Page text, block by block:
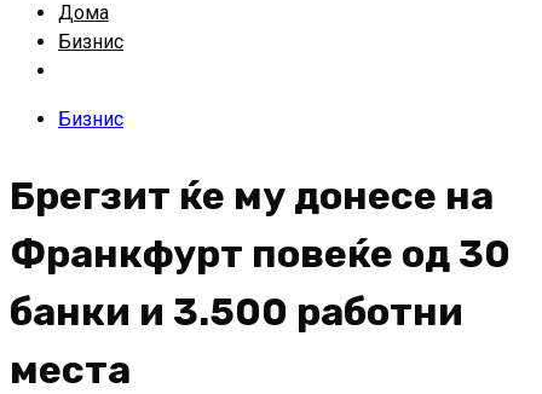
Дома
Бизнис
Бизнис
Брегзит ќе му донесе на
Франкфурт повеќе од 30
банки и 3.500 работни
места